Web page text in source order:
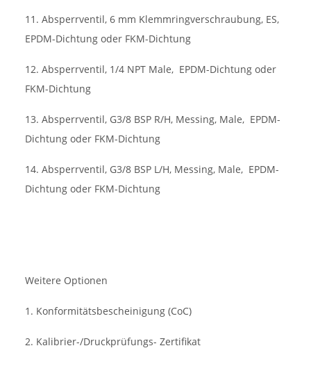
11. Absperrventil, 6 mm Klemmringverschraubung, ES,
EPDM-Dichtung oder FKM-Dichtung
12. Absperrventil, 1/4 NPT Male, EPDM-Dichtung oder
FKM-Dichtung
13. Absperrventil, G3/8 BSP R/H, Messing, Male, EPDM-
Dichtung oder FKM-Dichtung
14. Absperrventil, G3/8 BSP L/H, Messing, Male, EPDM-
Dichtung oder FKM-Dichtung
Weitere Optionen
1. Konformitätsbescheinigung (CoC)
2. Kalibrier-/Druckprüfungs- Zertifikat